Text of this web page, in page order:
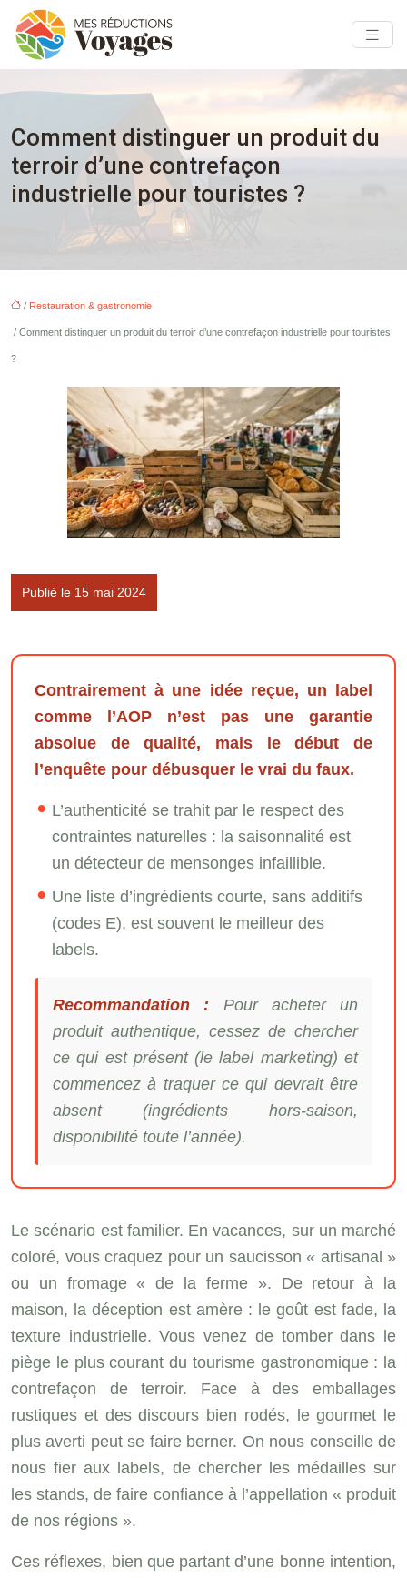
Comment distinguer un produit du
terroir d’une contrefaçon
industrielle pour touristes ?
/ Restauration & gastronomie
/ Comment distinguer un produit du terroir d’une contrefaçon industrielle pour touristes
?
Publié le 15 mai 2024
Contrairement à une idée reçue, un label
comme l’AOP n’est pas une garantie
absolue de qualité, mais le début de
l’enquête pour débusquer le vrai du faux.
L’authenticité se trahit par le respect des
contraintes naturelles : la saisonnalité est
un détecteur de mensonges infaillible.
Une liste d’ingrédients courte, sans additifs
(codes E), est souvent le meilleur des
labels.
Recommandation : Pour acheter un
produit authentique, cessez de chercher
ce qui est présent (le label marketing) et
commencez à traquer ce qui devrait être
absent (ingrédients hors-saison,
disponibilité toute l’année).
Le scénario est familier. En vacances, sur un marché
coloré, vous craquez pour un saucisson « artisanal »
ou un fromage « de la ferme ». De retour à la
maison, la déception est amère : le goût est fade, la
texture industrielle. Vous venez de tomber dans le
piège le plus courant du tourisme gastronomique : la
contrefaçon de terroir. Face à des emballages
rustiques et des discours bien rodés, le gourmet le
plus averti peut se faire berner. On nous conseille de
nous fier aux labels, de chercher les médailles sur
les stands, de faire confiance à l’appellation « produit
de nos régions ».
Ces réflexes, bien que partant d’une bonne intention,